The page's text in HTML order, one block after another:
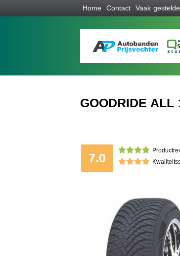
Home Contact Vaak
GOODRIDE ALL
7.0